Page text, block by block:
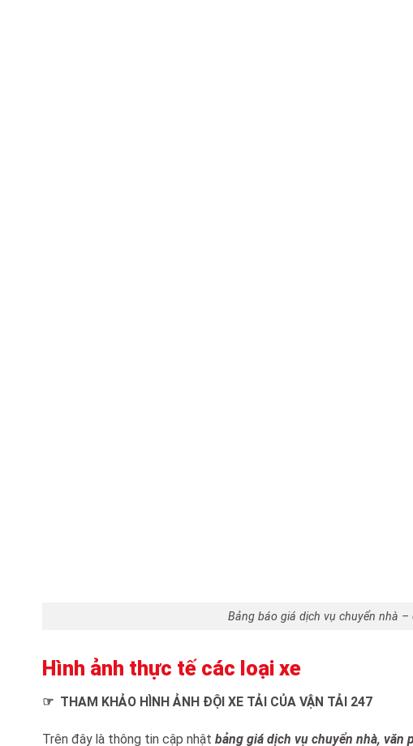
Bảng báo giá dịch vụ chuyển nhà –
Hình ảnh thực tế các loại xe
☞ THAM KHẢO HÌNH ẢNH ĐỘI XE TẢI CỦA VẬN TẢI 247
Trên đây là thông tin cập nhật bảng giá dịch vụ chuyển nhà, văn